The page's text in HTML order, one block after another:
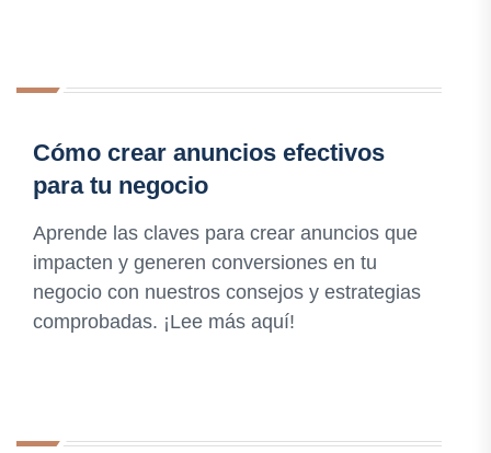
Cómo crear anuncios efectivos
para tu negocio
Aprende las claves para crear anuncios que
impacten y generen conversiones en tu
negocio con nuestros consejos y estrategias
comprobadas. ¡Lee más aquí!